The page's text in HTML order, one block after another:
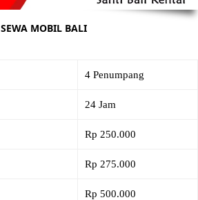
SEWA MOBIL BALI
4 Penumpang
24 Jam
Rp 250.000
Rp 275.000
Rp 500.000